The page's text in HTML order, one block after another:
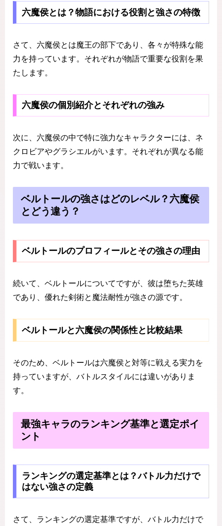
六魔侯とは？物語における役割と強さの特徴
さて、六魔侯とは魔王の部下であり、各々が特殊な能
力を持っています。それぞれが物語で重要な役割を果
たします。
六魔侯の個別紹介とそれぞれの強み
次に、六魔侯の中で特に強力なキャラクターには、ネ
クロビアやグラシエルがいます。それぞれが異なる能
力で戦います。
ベルトールの強さはどのレベル？六魔侯
とどう違う？
ベルトールのプロフィールとその強さの理由
続いて、ベルトールについてですが、彼は堕ちた英雄
であり、優れた剣術と魔法耐性が強さの源です。
ベルトールと六魔侯の関係性と比較結果
そのため、ベルトールは六魔侯と対等に戦える実力を
持っていますが、バトルスタイルには違いがありま
す。
最強キャラのランキング基準と選定ポイ
ント
ランキングの選定基準とは？バトル力だけで
はない強さの定義
さて、ランキングの選定基準ですが、バトル力だけで